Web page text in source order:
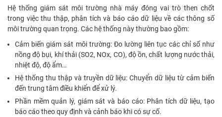
Hệ thống giám sát môi trường nhà máy đóng vai trò then chốt
trong việc thu thập, phân tích và báo cáo dữ liệu về các thông số
môi trường quan trọng. Các hệ thống này thường bao gồm:
Cảm biến giám sát môi trường: Đo lường liên tục các chỉ số như
nồng độ bụi, khí thải (SO2, NOx, CO), độ ồn, chất lượng nước thải,
nhiệt độ, độ ẩm…
Hệ thống thu thập và truyền dữ liệu: Chuyển dữ liệu từ cảm biến
đến trung tâm điều khiển để xử lý.
Phần mềm quản lý, giám sát và báo cáo: Phân tích dữ liệu, tạo
báo cáo theo quy định và cảnh báo khi có sự cố.